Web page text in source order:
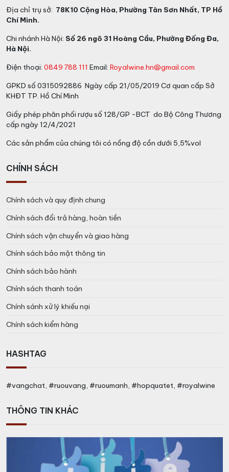
Địa chỉ trụ sở: 78K10 Cộng Hòa, Phường Tân Sơn Nhất, TP Hồ
Chí Minh.
Chi nhánh Hà Nội: Số 26 ngõ 31 Hoàng Cầu, Phường Đống Đa,
Hà Nội.
Điện thoại: 0849 788 111 Email: Royalwine.hn@gmail.com
GPKD số 0315092886 Ngày cấp 21/05/2019 Cơ quan cấp Sở
KHĐT TP. Hồ Chí Minh
Giấy phép phân phối rượu số 128/GP -BCT do Bộ Công Thương
cấp ngày 12/4/2021
Các sản phẩm của chúng tôi có nồng độ cồn dưới 5,5%vol
CHÍNH SÁCH
Chính sách và quy định chung
Chính sách đổi trả hàng, hoàn tiền
Chính sách vận chuyển và giao hàng
Chính sách bảo mật thông tin
Chính sách bảo hành
Chính sách thanh toán
Chính sánh xử lý khiếu nại
Chính sách kiểm hàng
HASHTAG
#vangchat, #ruouvang, #ruoumanh, #hopquatet, #royalwine
THÔNG TIN KHÁC